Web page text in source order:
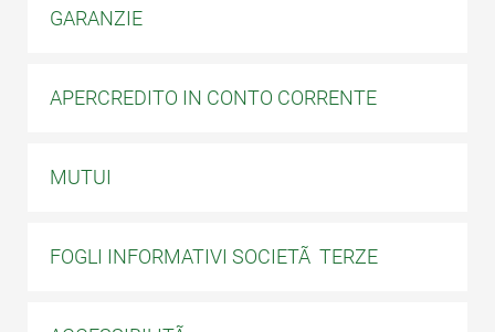
GARANZIE
APERCREDITO IN CONTO CORRENTE
MUTUI
FOGLI INFORMATIVI SOCIETÃ TERZE